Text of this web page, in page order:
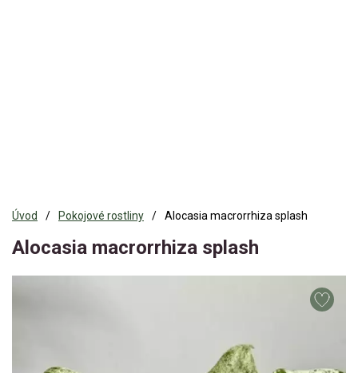
Úvod Pokojové rostliny Alocasia macrorrhiza splash
Alocasia macrorrhiza splash